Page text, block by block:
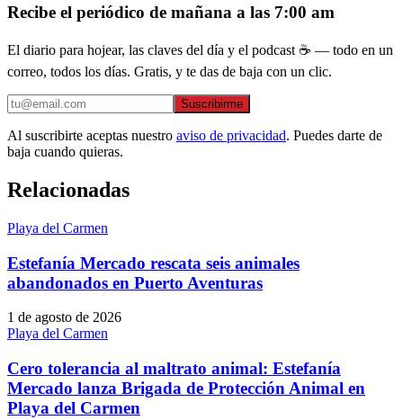
Recibe el periódico de mañana a las 7:00 am
El diario para hojear, las claves del día y el podcast ☕ — todo en un
correo, todos los días. Gratis, y te das de baja con un clic.
Suscribirme
Al suscribirte aceptas nuestro aviso de privacidad. Puedes darte de
baja cuando quieras.
Relacionadas
Playa del Carmen
Estefanía Mercado rescata seis animales
abandonados en Puerto Aventuras
1 de agosto de 2026
Playa del Carmen
Cero tolerancia al maltrato animal: Estefanía
Mercado lanza Brigada de Protección Animal en
Playa del Carmen